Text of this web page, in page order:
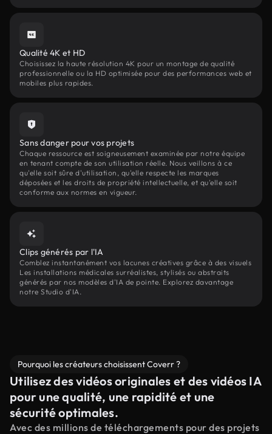
Qualité 4K et HD
Choisissez la haute résolution 4K pour un montage de qualité
professionnelle ou la HD optimisée pour des performances web et
mobiles plus rapides.
Sans danger pour vos projets
Chaque ressource est soigneusement examinée par notre équipe
en tenant compte de son utilisation réelle. Nous veillons à ce
qu'elle soit sûre d'utilisation, qu'elle respecte les marques
déposées et les droits de propriété intellectuelle, et qu'elle soit
conforme aux normes en vigueur.
Clips générés par l'IA
Comblez instantanément vos lacunes créatives grâce à des visuels
Les installations médicales surréalistes, stylisés ou abstraits
générés par nos modèles d'IA de pointe. Explorez davantage
notre Studio d'IA.
Pourquoi les créateurs choisissent Coverr ?
Utilisez des vidéos originales et des vidéos IA
pour une qualité, une rapidité et une
sécurité optimales.
Avec des millions de téléchargements pour des projets